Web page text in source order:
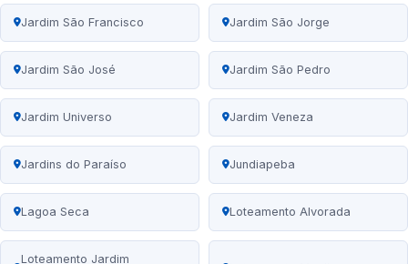
Jardim São Francisco Jardim São Jorge
Jardim São José Jardim São Pedro
Jardim Universo Jardim Veneza
Jardins do Paraíso Jundiapeba
Lagoa Seca Loteamento Alvorada
Loteamento Jardim